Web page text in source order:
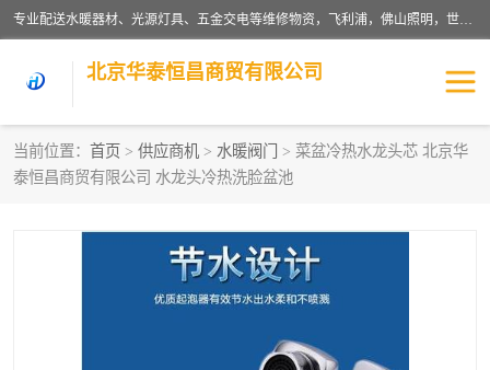
专业配送水暖器材、光源灯具、五金交电等维修物资，飞利浦，佛山照明，世达，博世，九牧，特陶等各产品涉及国内外知名品牌。公司专注与物业、学校、酒店、工厂等单位合作，提供一站式配送服务，降低客户综合成本。依托电子商务改变传统模式，以专业的团队为客户提供24H物资配送到达，货到月结、统一开票，便捷退换等服务，提高了企业的运营效率。
北京华泰恒昌商贸有限公司
当前位置： 首页 > 供应商机 > 水暖阀门
> 菜盆冷热水龙头芯 北京华
泰恒昌商贸有限公司 水龙头冷热洗脸盆池
水暖阀门 电料灯饰
涂料辅材